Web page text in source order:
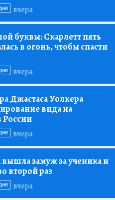
вчера
буквы:Скарлетт пять
в огонь, чтобы спасти
вчера
Джастаса Уолкера
вида на
России
вчера
замуж за ученика и
второй раз
вчера